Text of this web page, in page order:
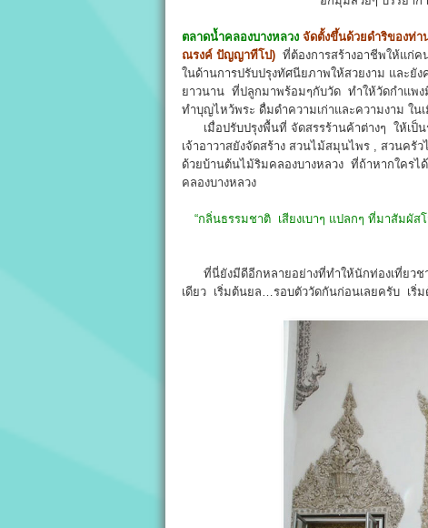
ตลาดน้ำคลองบางหลวง จัดตั้งขึ้นด้วยดำริของท่า
ณรงค์ ปัญญาทีโป) ที่ต้องการสร้างอาชีพให้แก่
ในด้านการปรับปรุงทัศนียภาพให้สวยงาม และยั
ยาวนาน ที่ปลูกมาพร้อมๆกับวัด ทำให้วัดกำแพง
ทำบุญไหว้พระ ดื่มดำความเก่าและความงาม ในเ
เมื่อปรับปรุงพื้นที่ จัดสรรร้านค้าต่างๆ ให้เป็น
เจ้าอาวาสยังจัดสร้าง สวนไม้สมุนไพร , สวนค
ด้วยบ้านต้นไม้ริมคลองบางหลวง ที่ถ้าหากใครไ
คลองบางหลวง
“กลิ่นธรรมชาติ เสียงเบาๆ แปลกๆ ที่มาสัมผั
ที่นี่ยังมีดีอีกหลายอย่างที่ทำให้นักท่องเที่ยวชา
เดียว เริ่มต้นยล…รอบตัววัดกันก่อนเลยครับ เริ่